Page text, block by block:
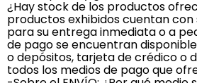
¿Hay stock de los productos
productos exhibidos cuentan
para su entrega inmediata o a
de pago se encuentran
o depósitos, tarjeta de crédico o
todos los medios de pago que